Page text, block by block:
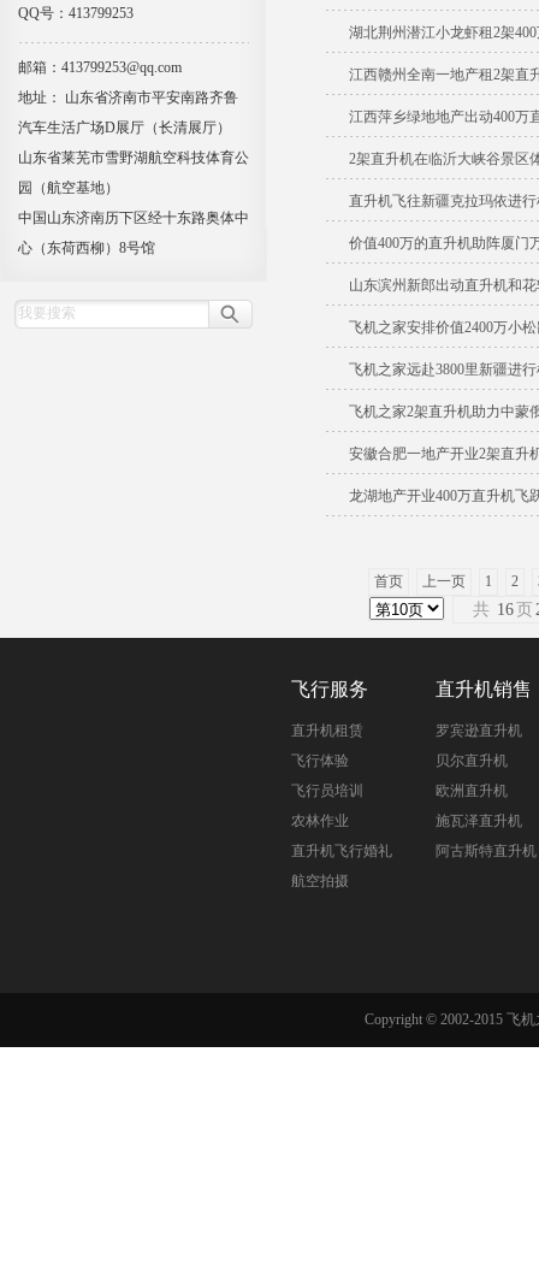
QQ号：413799253
邮箱：413799253@qq.com
地址： 山东省济南市平安南路齐鲁
汽车生活广场D展厅（长清展厅）
山东省莱芜市雪野湖航空科技体育公
园（航空基地）
中国山东济南历下区经十东路奥体中
心（东荷西柳）8号馆
湖北荆州潜江小龙虾租2架
江西赣州全南一地产租2架直
江西萍乡绿地地产出动400万
2架直升机在临沂大峡谷景区
直升机飞往新疆克拉玛依进
价值400万的直升机助阵厦门
山东滨州新郎出动直升机和
飞机之家安排价值2400万小
飞机之家远赴3800里新疆进
飞机之家2架直升机助力中蒙
安徽合肥一地产开业2架直升
龙湖地产开业400万直升机飞
首页 上一页 1 2
共 16 页
飞行服务
直升机租赁
飞行体验
飞行员培训
农林作业
直升机飞行婚礼
航空拍摄
直升机销售
罗宾逊直升机
贝尔直升机
欧洲直升机
施瓦泽直升机
阿古斯特直升机
Copyright © 2002-2015 飞